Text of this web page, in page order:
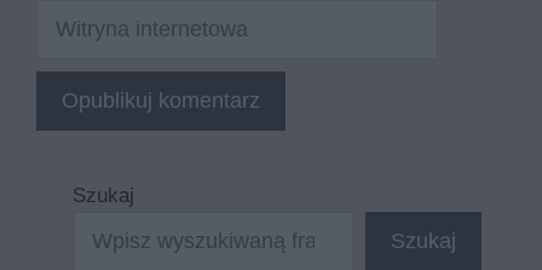
Witryna
internetowa
Szukaj
Szukaj